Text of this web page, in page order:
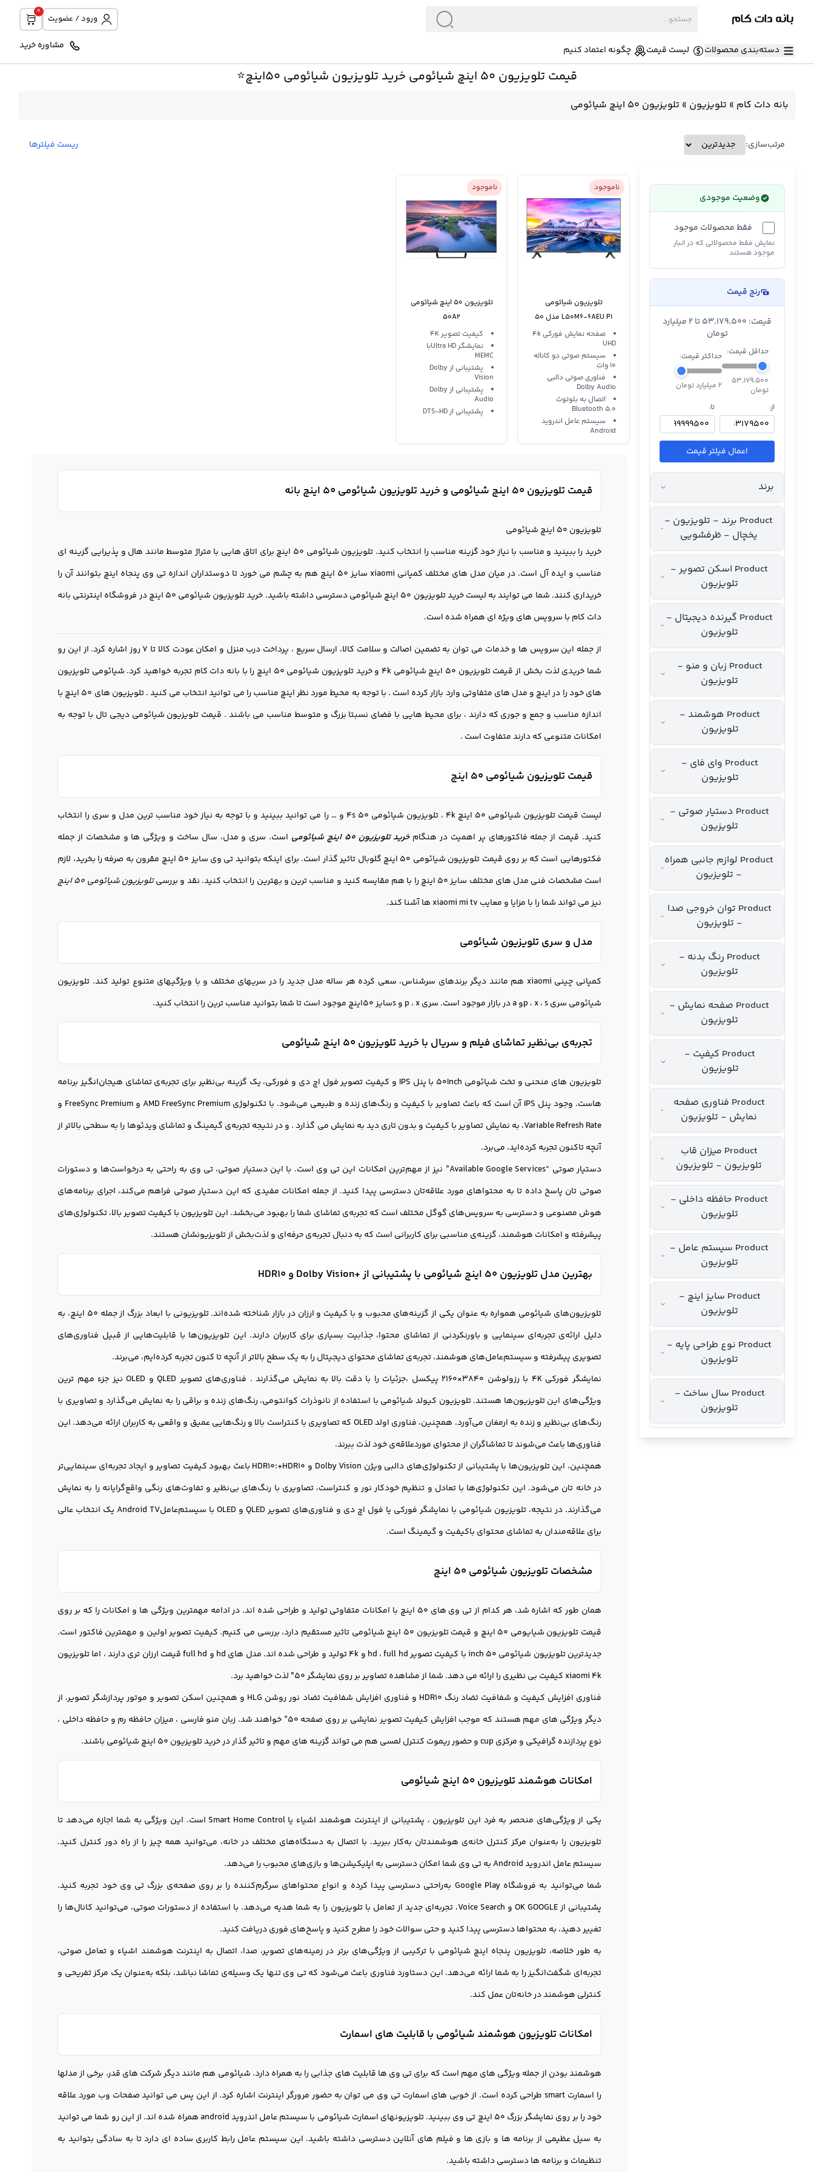
ورود / عضویت
0
دسته‌بندی محصولات لیست قیمت چگونه اعتماد کنیم مشاوره خرید
قیمت تلویزیون 50 اینچ شیائومی خرید تلویزیون شیائومی 50اینچ⭐️
بانه دات کام » تلویزیون » تلویزیون 50 اینچ شیائومی
مرتب‌سازی: ریست فیلترها
وضعیت موجودی
فقط محصولات موجود
نمایش فقط محصولاتی که در انبار
موجود هستند
رنج قیمت
قیمت: ۵۳٬۱۷۹٬۵۰۰ تا 2 میلیارد
تومان
حداقل قیمت:
۵۳٬۱۷۹٬۵۰۰
تومان
حداکثر قیمت:
2 میلیارد تومان
از:
تا:
اعمال فیلتر قیمت
برند
Product برند - تلویزیون -
یخچال - ظرفشویی
Product اسکن تصویر -
تلویزیون
Product گیرنده دیجیتال -
تلویزیون
Product زبان و منو -
تلویزیون
Product هوشمند -
تلویزیون
Product وای فای -
تلویزیون
Product دستیار صوتی -
تلویزیون
Product لوازم جانبی همراه
- تلویزیون
Product توان خروجی صدا
- تلویزیون
Product رنگ بدنه -
تلویزیون
Product صفحه نمایش -
تلویزیون
Product کیفیت -
تلویزیون
Product فناوری صفحه
نمایش - تلویزیون
Product میزان قاب
تلویزیون - تلویزیون
Product حافظه داخلی -
تلویزیون
Product سیستم عامل -
تلویزیون
Product سایز اینچ -
تلویزیون
Product نوع طراحی پایه -
تلویزیون
Product سال ساخت -
تلویزیون
ناموجود
تلویزیون شیائومی
L50M6-6AEU P1 مدل 50
اینچ
صفحه نمایش فورکی 4k
UHD
سیستم صوتی دو کاناله
10 وات
فناوری صوتی دالبی
Dolby Audio
اتصال به بلوتوث
Bluetooth 5.0
سیستم عامل اندروید
Android
ناموجود
تلویزیون 50 اینچ شیائومی
50A2
کیفیت تصویر 4K
نمایشگر Ultra HDبا
MEMC
پشتیبانی از Dolby
Vision
پشتیبانی از Dolby
Audio
پشتیبانی از DTS-HD
قیمت تلویزیون 50 اینچ شیائومی و خرید تلویزیون شیائومی 50 اینچ بانه
تلویزیون 50 اینچ شیائومی
خرید را ببینید و مناسب با نیاز خود گزینه مناسب را انتخاب کنید. تلویزیون شیائومی ۵۰ اینچ برای اتاق هایی با متراژ متوسط مانند هال و پذیرایی گزینه ای
مناسب و ایده آل است. در میان مدل های مختلف کمپانی xiaomi سایز 50 اینچ هم به چشم می خورد تا دوستداران اندازه تی وی پنجاه اینچ بتوانند آن را
خریداری کنند. شما می توایند به لیست خرید تلویزیون ۵۰ اینچ شیائومی دسترسی داشته باشید. خرید تلویزیون شیائومی ۵۰ اینچ در فروشگاه اینترنتی بانه
دات کام با سرویس های ویژه ای همراه شده است.
از جمله این سرویس ها و خدمات می توان به تضمین اصالت و سلامت کالا، ارسال سریع ، پرداخت درب منزل و امکان عودت کالا تا 7 روز اشاره کرد. از این رو
شما خریدی لذت بخش از قیمتتلویزیون 50 اینچ
شیائومی 4k و خرید تلویزیون شیائومی 50 اینچ را با بانه دات کام تجربه خواهید کرد. شیائومی تلویزيون
های خود را در اینچ و مدل های متفاوتی وارد بازار کرده است . با توجه به محیط مورد نظر اینچ مناسب را می توانید انتخاب می کنید . تلویزیون های 50 اینچ با
اندازه مناسب و جمع و جوری که دارند ، برای محیط هایی با فضای نسبتا بزرگ و متوسط مناسب می باشند . قیمت تلویزیون شیائومی دیجی تال با توجه به
امکانات متنوعی که دارند متفاوت است .
قیمت تلویزیون شیائومی 50 اینچ
لیست قیمت تلویزیون شیائومی
50 اینچ 4k ، تلویزيون شیائومی 4s 50 و … را می توانید ببینید و با توجه به نیاز خود مناسب ترین مدل و سری را انتخاب
کنید. قیمت از جمله فاکتورهای پر اهمیت در هنگامخرید تلویزیون 50 اینچ شیائومی
است. سری و مدل، سال ساخت و ویژگی ها و مشخصات از جمله
فکتورهایی است که بر روی قیمت تلویزیون شیائومی ۵۰ اینچ گلوبال تاثیر گذار است. برای اینکه بتوانید تی وی سایز ۵۰ اینچ مقرون به صرفه را بخرید، لازم
است مشخصات فنی مدل های مختلف سایز 50 اینچ را با هم مقایسه کنید و مناسب ترین و بهترین را انتخاب کنید. نقد و بررسی
تلویزیون شیائومی ۵۰ اینچ
نیز می تواند شما را با مزایا و معایب xiaomi mi tv ها آشنا کند.
مدل و سری تلویزیون شیائومی
کمپانی چینی xiaomi هم مانند دیگر برندهای سرشناس، سعی کرده هر ساله مدل جدید را در سریهای مختلف و با ویژگیهای متنوع تولید کند. تلویزیون
شیائومی سری p ، x ، sو a در بازار موجود است. سری p ، x و sسایز 50اینچ موجود است تا شما بتوانید مناسب ترین را انتخاب کنید.
تجربه‌ی بی‌نظیر تماشای فیلم و سریال با خرید تلویزیون 50 اینچ شیائومی
تلویزیون
های منحنی و تخت شیائومی 50Inch با پنل IPS و کیفیت تصویر فول اچ دی و فورکی، یک گزینه بی‌نظیر برای تجربه‌ی تماشای هیجان‌انگیز برنامه
هاست. وجود پنل IPS آن است که باعث تصاویر با کیفیت و رنگ‌های زنده و طبیعی می‌شود. با تکنولوژی AMD FreeSync Premium و FreeSync Premium و
Variable Refresh Rate، به نمایش تصاویر با کیفیت و بدون تاری دید به نمایش می گذارد . و در نتیجه تجربه‌ی گیمینگ و تماشای ویدئوها را به سطحی بالاتر از
آنچه تاکنون تجربه کرده‌اید، می‌برد.
دستیار صوتی “Available Google Services” نیز از مهم‌ترین امکانات این تی وی است. با این دستیار صوتی، تی وی به راحتی به درخواست‌ها و دستورات
صوتی تان پاسخ داده تا به محتواهای مورد علاقه‌تان دسترسی پیدا کنید. از جمله امکانات مفیدی که این دستیار صوتی فراهم می‌کند، اجرای برنامه‌های
هوش مصنوعی و دسترسی به سرویس‌های گوگل مختلف است که تجربه‌ی تماشای شما را بهبود می‌بخشد. این تلویزيون با کیفیت تصویر بالا، تکنولوژی‌های
پیشرفته و امکانات هوشمند، گزینه‌ی مناسبی برای کاربرانی است که به دنبال تجربه‌ی حرفه‌ای و لذت‌بخش از تلویزیونشان هستند.
بهترین مدل تلویزیون 50 اینچ شیائومی با پشتیبانی از +Dolby Vision و HDR10
تلویزیون‌های شیائومی همواره به عنوان یکی از گزینه‌های محبوب و با کیفیت و ارزان در بازار شناخته شده‌اند. تلویزیونی با ابعاد بزرگ از جمله 50 اینچ، به
دلیل ارائه‌ی تجربه‌ای سینمایی و باورنکردنی از تماشای محتوا، جذابیت بسیاری برای کاربران دارند. این تلویزیون‌ها با قابلیت‌هایی از قبیل فناوری‌های
تصویری پیشرفته و سیستم‌عامل‌های هوشمند، تجربه‌ی تماشای محتوای دیجیتال را به یک سطح بالاتر از آنچه تا کنون تجربه کرده‌ایم، می‌برند.
نمایشگر فورکی 4K با رزولوشن 3840×2160 پیکسل ،جزئیات را با دقت بالا به نمایش می‌گذارند . فناوری‌های تصویر QLED و OLED نیز جزء مهم ترین
ویژگی‌های این تلویزیون‌ها هستند. تلویزيون کیولد شيائومی با استفاده از نانو‌ذرات کوانتومی، رنگ‌های زنده و براقی را به نمایش می‌گذارد و تصاویری با
رنگ‌های بی‌نظیر و زنده به ارمغان می‌آورد. همچنین، فناوری اولد OLED که تصاویری با کنتراست بالا و رنگ‌هایی عمیق و واقعی به کاربران ارائه می‌دهد. این
فناوری‌ها باعث می‌شوند تا تماشاگران از محتوای موردعلاقه‌ی خود لذت ببرند.
همچنین، این تلویزیون‌ها با پشتیبانی از تکنولوژی‌های دالبی ویژن Dolby Vision و HDR10+؛HDR10 باعث بهبود کیفیت تصاویر و ایجاد تجربه‌ای سینمایی‌تر
در خانه تان می‌شود. این تکنولوژی‌ها با تعادل و تنظیم خودکار نور و کنتراست، تصاویری با رنگ‌های بی‌نظیر و تفاوت‌های رنگی واقع‌گرایانه را به نمایش
می‌گذارند. در نتیجه، تلويزیون شیائومي با نمایشگر فورکی یا فول اچ دی و فناوری‌های تصویر QLED و OLED با سیستم‌عاملAndroid TV یک انتخاب عالی
برای علاقه‌مندان به تماشای محتوای باکیفیت و گیمینگ است.
مشخصات تلویزیون شیائومی ۵۰ اینچ
همان طور که اشاره شد، هر کدام از تی وی های ۵۰ اینچ با امکانات متفاوتی تولید و طراحی شده اند. در ادامه مهمترین ویژگی ها و امکانات را که بر روی
قیمت تلويزيون شيايومي ٥٠ اينچ و قیمت تلویزیون 50 اینچ شیائومی تاثیر مستقیم دارد، بررسی می کنیم. کیفیت تصویر اولین و مهمترین فاکتور است.
جدیدترین تلویزیون شیائومی 50 inch با کیفیت تصویر hd ، full hd و 4k تولید و طراحی شده اند. مدل های hd و full hd قیمت ارزان تری دارند ، اما تلویزيون
xiaomi 4k کیفیت بی نظیری را ارائه می دهد. شما از مشاهده تصاویر بر روی نمایشگر 50″ لذت خواهید برد.
فناوری افزایش کیفیت و شفافیت تضاد رنگ HDR10 و فناوری افزایش شفافیت تضاد نور روشن HLG و همچنین اسکن تصویر و موتور پردازشگر تصویر، از
دیگر ویژگی های مهم هستند که موجب افزایش کیفیت تصویر نمایشی بر روی صفحه ۵۰” خواهند شد. زبان منو فارسی ، میزان حافظه رم و حافظه داخلی ،
نوع پردازنده گرافیکی و مرکزی cup و حضور ریموت کنترل لمسی هم می تواند گزینه های مهم و تاثیر گذار در خرید تلویزیون 50 اینچ شیائومی باشند.
امکانات هوشمند تلویزیون 50 اینچ شیائومی
یکی از ویژگی‌های منحصر به فرد این تلویزيون ، پشتیبانی از اینترنت هوشمند اشیاء یا Smart Home Control است. این ویژگی به شما اجازه می‌دهد تا
تلویزیون را به‌عنوان مرکز کنترل خانه‌ی هوشمندتان به‌کار ببرید. با اتصال به دستگاه‌های مختلف در خانه، می‌توانید همه چیز را از راه دور کنترل کنید.
سیستم عامل اندروید Android به تی وی شما امکان دسترسی به اپلیکیشن‌ها و بازی‌های محبوب را می‌دهد.
شما می‌توانید به فروشگاه Google Play به‌راحتی دسترسی پیدا کرده و انواع محتواهای سرگرم‌کننده را بر روی صفحه‌ی بزرگ تی وی خود تجربه کنید.
پشتیبانی از OK GOOGLE و Voice Search، تجربه‌ای جدید از تعامل با تلویزيون را به شما هدیه می‌دهد. با استفاده از دستورات صوتی، می‌توانید کانال‌ها را
تغییر دهید، به محتواها دسترسی پیدا کنید و حتی سوالات خود را مطرح کنید و پاسخ‌های فوری دریافت کنید.
به طور خلاصه، تلویزيون پنجاه اينچ شيائومی با ترکیبی از ویژگی‌های برتر در زمینه‌های تصویر، صدا، اتصال به اینترنت هوشمند اشیاء و تعامل صوتی،
تجربه‌ای شگفت‌انگیز را به شما ارائه می‌دهد. این دستاورد فناوری باعث می‌شود که تی وی تنها یک وسیله‌ی تماشا نباشد، بلکه به‌عنوان یک مرکز تفریحی و
کنترلی هوشمند در خانه‌تان عمل کند.
امکانات تلويزيون هوشمند شیائومي با قابلیت های اسمارت
هوشمند بودن از جمله ویژگی های مهم است که برای تی وی ها قابلیت های جذابی را به همراه دارد. شيائومی هم مانند دیگر شرکت های قدر، برخی از مدلها
را اسمارت smart طراحی کرده است. از خوبی های اسمارت تی وی می توان به حضور مرورگر اینترنت اشاره کرد. از این پس می توانید صفحات وب مورد علاقه
خود را بر روی نمایشگر بزرگ 50 اینچ تی وی ببینید. تلویزیونهای اسمارت شيائومی با سیستم عامل اندروید android همراه شده اند. از این رو شما می توانید
به سیل عظیمی از برنامه ها و بازی ها و فیلم های آنلاین دسترسی داشته باشید. این سیستم عامل رابط کاربری ساده ای دارد تا به سادگی بتوانید به
تنظیمات و برنامه ها دسترسی داشته باشید.